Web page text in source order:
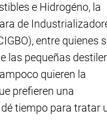
e Hidrogéno, la
de
entre quienes
las pequeñas
quieren la
prefieren una
tiempo para tratar